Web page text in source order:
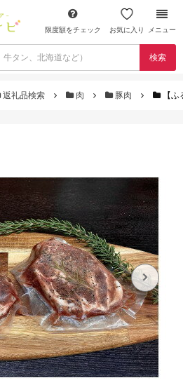
限度額をチェック お気に入り メニュー
検索
返礼品検索 肉 豚肉 【